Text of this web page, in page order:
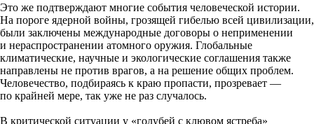
Это же подтверждают многие события человеческой истории.
На пороге ядерной войны, грозящей гибелью всей цивилизации,
были заключены международные договоры о неприменении
и нераспространении атомного оружия. Глобальные
климатические, научные и экологические соглашения также
направлены не против врагов, а на решение общих проблем.
Человечество, подбираясь к краю пропасти, прозревает —
по крайней мере, так уже не раз случалось.
В критической ситуации у «голубей с клювом ястреба»